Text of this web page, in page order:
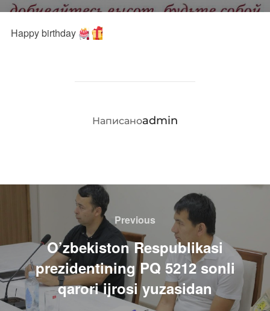
Happy birthday
АВТОР ЗАПИСИ
Написаноadmin
Навигация
записям
Previous
Previous
O’zbekiston Respublikasi
prezidentining PQ 5212 sonli
qarori ijrosi yuzasidan